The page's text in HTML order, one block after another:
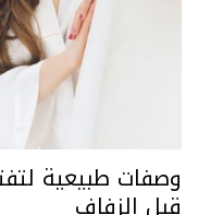
وصفات طبيعية
قبل الزفاف